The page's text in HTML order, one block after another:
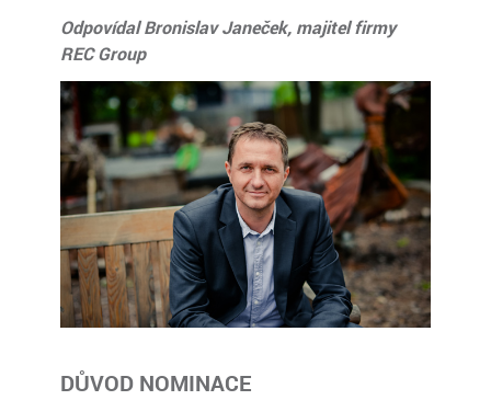
Odpovídal Bronislav Janeček, majitel firmy
REC Group
DŮVOD NOMINACE